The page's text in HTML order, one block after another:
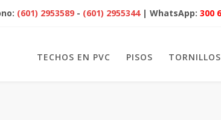
(601) 2953589 - (601) 2955344 | WhatsApp:300
TECHOS EN PVC PISOS TORNILLOS